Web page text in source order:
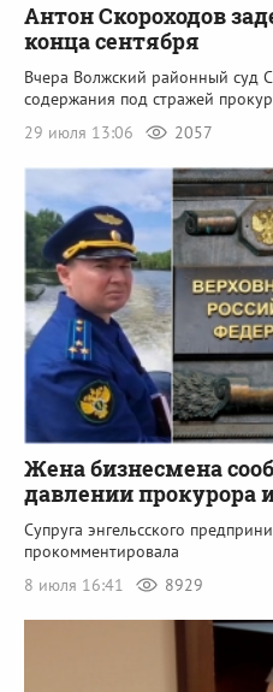
Антон Скороходов
конца сентября
Вчера Волжский районный суд
содержания под стражей
29 июля 13:06
2057
Жена бизнесмена
давлении прокурора
Супруга энгельсского
прокомментировала
8 июля 16:41
8929